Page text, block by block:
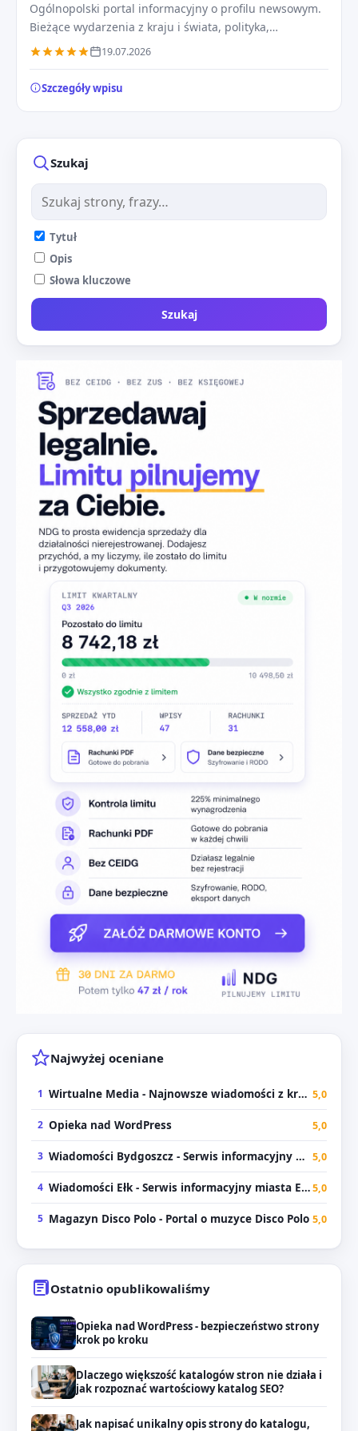
Ogólnopolski portal informacyjny o profilu newsowym.
Bieżące wydarzenia z kraju i świata, polityka,
gospodarka, społeczeństwo i najnowsze wiadomości
19.07.2026
Szczegóły wpisu
Szukaj
Tytuł
Opis
Słowa kluczowe
Szukaj
Najwyżej oceniane
1 Wirtualne Media - Najnowsze wiadomości z kraju i świata 5,0
2 Opieka nad WordPress 5,0
3 Wiadomości Bydgoszcz - Serwis informacyjny miasta Bydgoszcz 5,0
4 Wiadomości Ełk - Serwis informacyjny miasta Ełku5,0
5 Magazyn Disco Polo - Portal o muzyce Disco Polo 5,0
Ostatnio opublikowaliśmy
Opieka nad WordPress - bezpieczeństwo strony
krok po kroku
Dlaczego większość katalogów stron nie działa i
jak rozpoznać wartościowy katalog SEO?
Jak napisać unikalny opis strony do katalogu,